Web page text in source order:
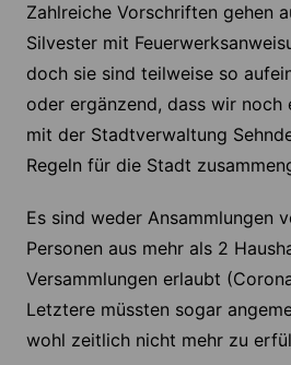
Zahlreiche Vorschriften gehen
Silvester mit
doch sie sind teilweise so
oder ergänzend, dass wir noch
mit der Stadtverwaltung
Regeln für die Stadt
Es sind weder Ansammlungen
Personen aus mehr als 2
Versammlungen erlaubt
Letztere müssten sogar
wohl zeitlich nicht mehr zu